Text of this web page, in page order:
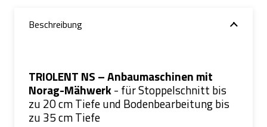
Beschreibung
TRIOLENT NS – Anbaumaschinen mit
Norag-Mähwerk- für Stoppelschnitt bis
zu 20 cm Tiefe und Bodenbearbeitung bis
zu 35 cm Tiefe